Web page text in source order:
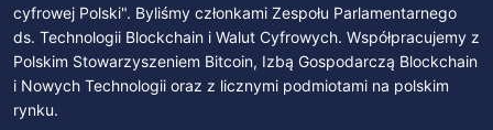
cyfrowej Polski". Byliśmy członkami Zespołu Parlamentarnego
ds. Technologii Blockchain i Walut Cyfrowych. Współpracujemy z
Polskim Stowarzyszeniem Bitcoin, Izbą Gospodarczą Blockchain
i Nowych Technologii oraz z licznymi podmiotami na polskim
rynku.